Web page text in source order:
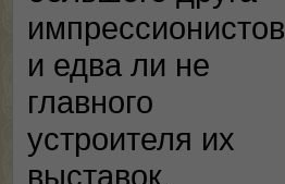
импрессионистов
и едва ли не
главного
устроителя их
выставок,